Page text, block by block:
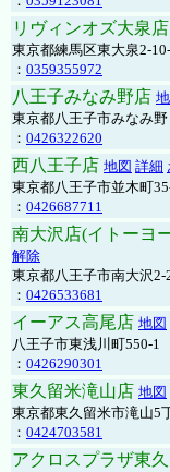
リヴィンオズ大泉店
東京都練馬区東大泉2-
： 0359355972
八王子みなみ野店
東京都八王子市みなみ野
： 0426322620
西八王子店 地図 詳細
東京都八王子市並木町
： 0426687711
南大沢店(イトーヨ
解除
東京都八王子市南大沢
： 0426533681
イーアス高尾店 地図
八王子市東浅川町550-
： 0426290301
東久留米滝山店 地図
東京都東久留米市滝山5
： 0424703581
アクロスプラザ東